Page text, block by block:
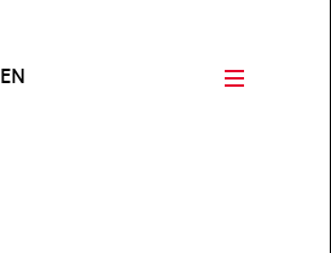
EN
Open